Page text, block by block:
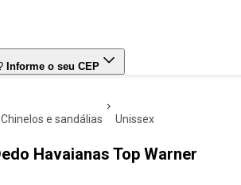
Informe o seu CEP
chinelos e sandálias unissex
Havaianas Top Warner